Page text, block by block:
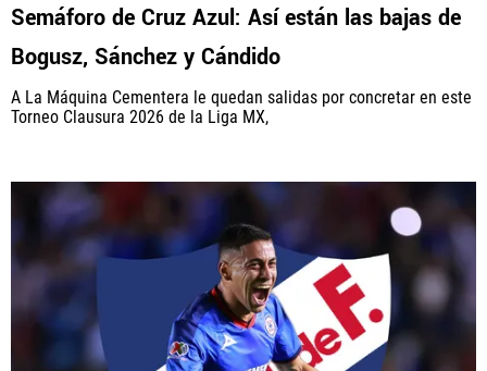
Semáforo de Cruz Azul: Así están las bajas de
Bogusz, Sánchez y Cándido
A La Máquina Cementera le quedan salidas por concretar en este
Torneo Clausura 2026 de la Liga MX,